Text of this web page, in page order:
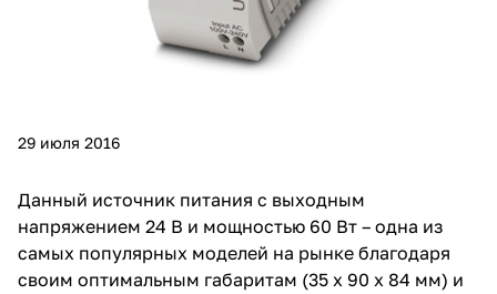
29 июля 2016
Данный источник питания с выходным
напряжением 24 В и мощностью 60 Вт – одна из
самых популярных моделей на рынке благодаря
своим оптимальным габаритам (35 х 90 х 84 мм) и